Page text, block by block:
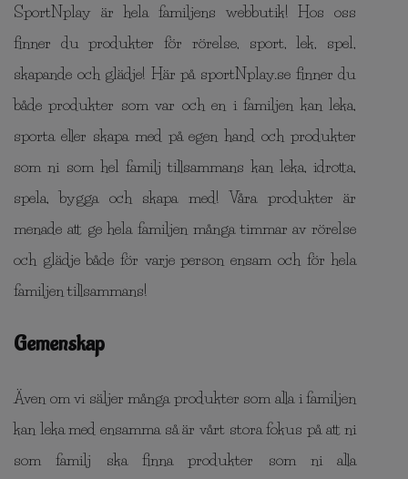
SportNplay är hela familjens webbutik! Hos oss
finner du produkter för rörelse, sport, lek, spel,
skapande och glädje! Här på sportNplay.se finner du
både produkter som var och en i familjen kan leka,
sporta eller skapa med på egen hand och produkter
som ni som hel familj tillsammans kan leka, idrotta,
spela, bygga och skapa med! Våra produkter är
menade att ge hela familjen många timmar av rörelse
och glädje både för varje person ensam och för hela
familjen tillsammans!
Gemenskap
Även om vi säljer många produkter som alla i familjen
kan leka med ensamma så är vårt stora fokus på att ni
som familj ska finna produkter som ni alla